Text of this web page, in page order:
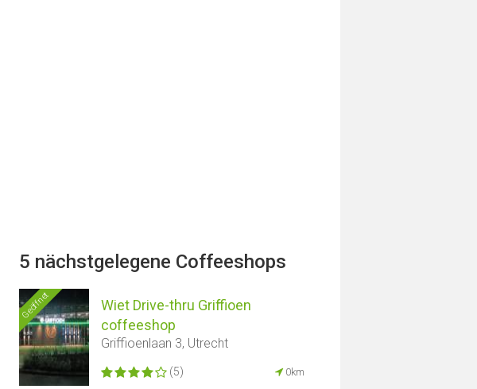
5 nächstgelegene Coffeeshops
Geöffnet
Wiet Drive-thru Griffioen
coffeeshop
Griffioenlaan 3, Utrecht
(5) 0km